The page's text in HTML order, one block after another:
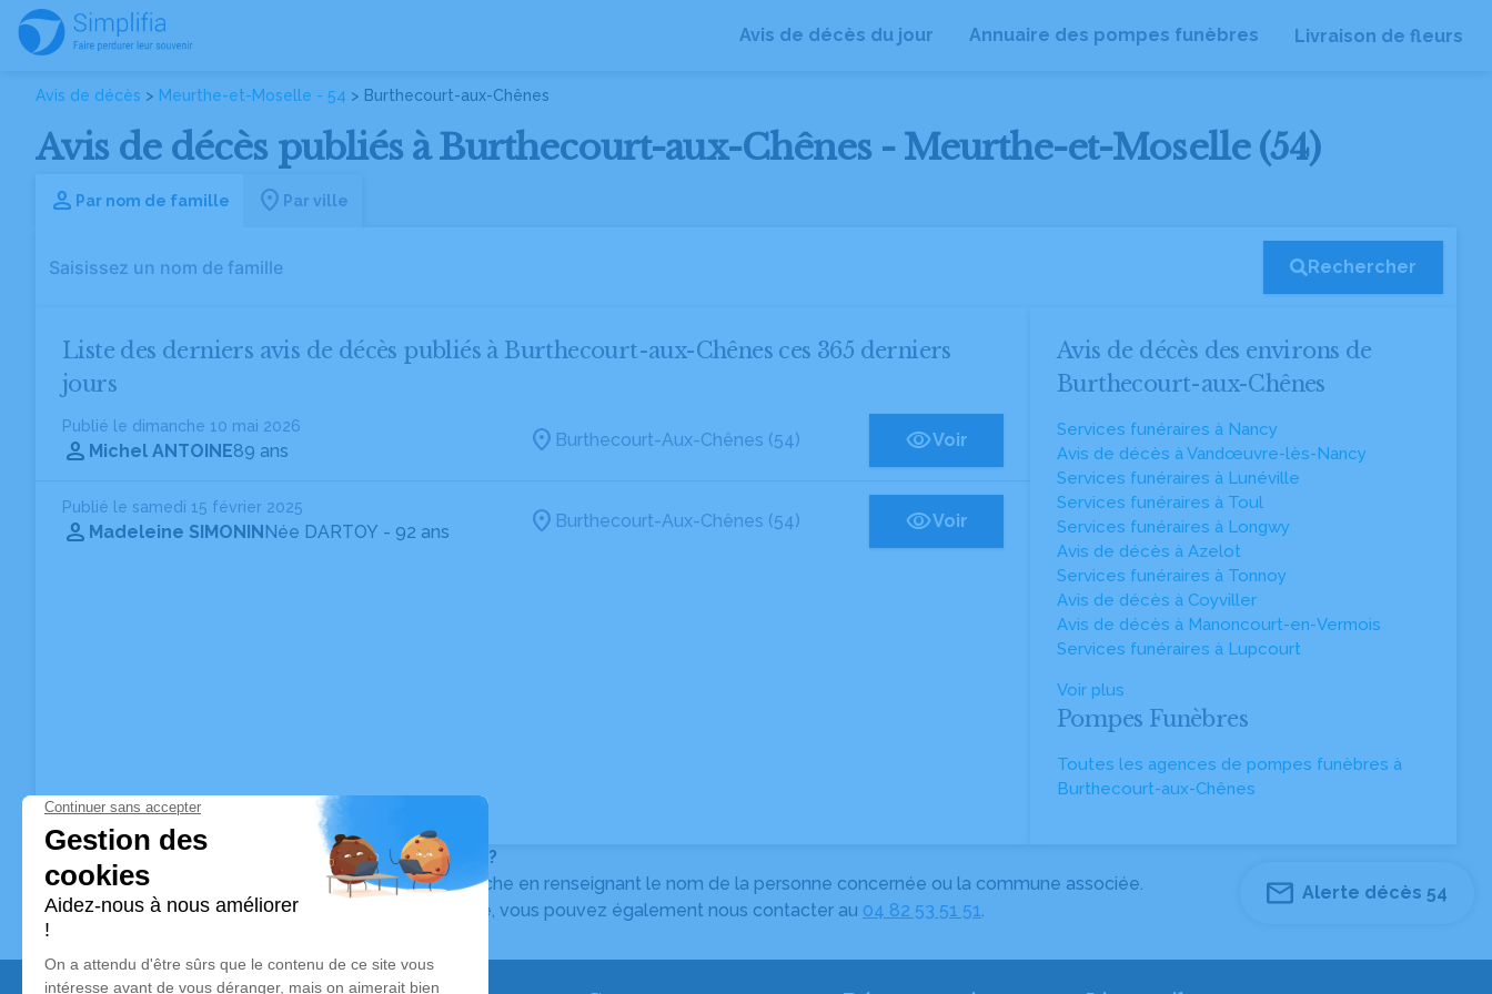
Avis de décès du jour Annuaire des pompes funèbres Livraison de fleurs
Avis de décès > Meurthe-et-Moselle - 54 > Burthecourt-aux-Chênes
Avis de décès publiés à Burthecourt-aux-Chênes - Meurthe-et-Moselle (54)
Par nom de famille Par ville
Rechercher
Liste des derniers avis de décès publiés à Burthecourt-aux-Chênes ces 365 derniers
jours
Publié le dimanche 10 mai 2026
Michel ANTOINE89 ans
Burthecourt-Aux-Chênes (54) Voir
Publié le samedi 15 février 2025
Madeleine SIMONINNée DARTOY - 92 ans
Burthecourt-Aux-Chênes (54) Voir
Avis de décès des environs de
Burthecourt-aux-Chênes
Services funéraires à Nancy
Avis de décès à Vandœuvre-lès-Nancy
Services funéraires à Lunéville
Services funéraires à Toul
Services funéraires à Longwy
Avis de décès à Azelot
Services funéraires à Tonnoy
Avis de décès à Coyviller
Avis de décès à Manoncourt-en-Vermois
Services funéraires à Lupcourt
Voir plus
Pompes Funèbres
Toutes les agences de pompes funèbres à
Burthecourt-aux-Chênes
Vous ne trouvez pas l’avis de décès recherché ?
Pour affiner votre recherche, utilisez la barre de recherche en renseignant le nom de la personne concernée ou la commune associée.
Pour toute question relative au fonctionnement du site, vous pouvez également nous contacter au 04 82 53 51 51.
Alerte décès 54